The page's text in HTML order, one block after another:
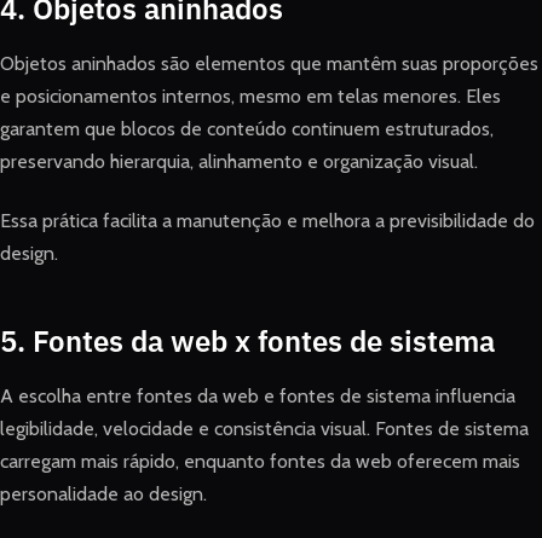
4. Objetos aninhados
Objetos aninhados são elementos que mantêm suas proporções
e posicionamentos internos, mesmo em telas menores. Eles
garantem que blocos de conteúdo continuem estruturados,
preservando hierarquia, alinhamento e organização visual.
Essa prática facilita a manutenção e melhora a previsibilidade do
design.
5. Fontes da web x fontes de sistema
A escolha entre fontes da web e fontes de sistema influencia
legibilidade, velocidade e consistência visual. Fontes de sistema
carregam mais rápido, enquanto fontes da web oferecem mais
personalidade ao design.